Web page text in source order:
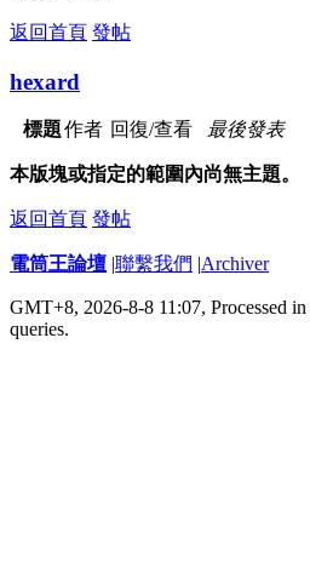
返回首頁 發帖
hexard
標題作者 回復/查看 最後發表
本版塊或指定的範圍內尚無主題。
返回首頁 發帖
電筒王論壇 |聯繫我們 |Archiver
GMT+8, 2026-8-8 11:07, Processed
queries.